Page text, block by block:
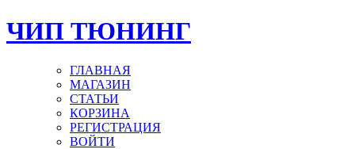
ЧИП ТЮНИНГ
ГЛАВНАЯ
МАГАЗИН
СТАТЬИ
КОРЗИНА
РЕГИСТРАЦИЯ
ВОЙТИ